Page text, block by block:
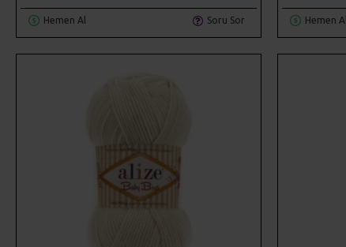
Hemen Al Soru Sor Hemen Al